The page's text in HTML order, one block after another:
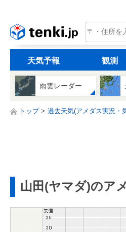
tenki.jp
天気予報 観測
雨雲レーダー
トップ 過去天気(アメダス実況・
山田(ヤマダ)のア